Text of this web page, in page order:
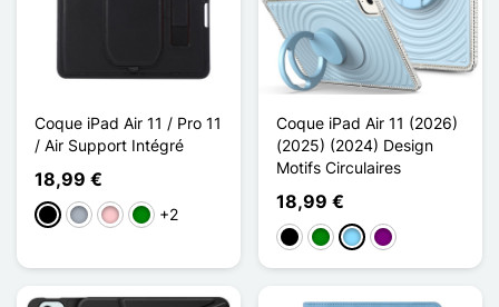
Coque iPad Air 11 / Pro 11
/ Air Support Intégré
18,99 €
PretoCinzento
RosaVerde
+2
Coque iPad Air 11 (2026)
(2025) (2024) Design
Motifs Circulaires
18,99 €
PretoVerdeAzul Claro
Púrpura